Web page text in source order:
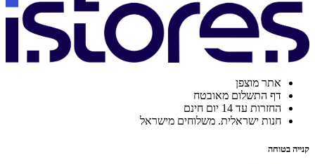
אתר מוצפן
דף התשלום מאובטח
החזרות עד 14 יום חינם
חנות ישראלית. משלוחים מישראל
קנייה בטוחה